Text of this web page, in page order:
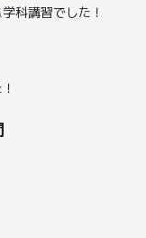
科講習でした！